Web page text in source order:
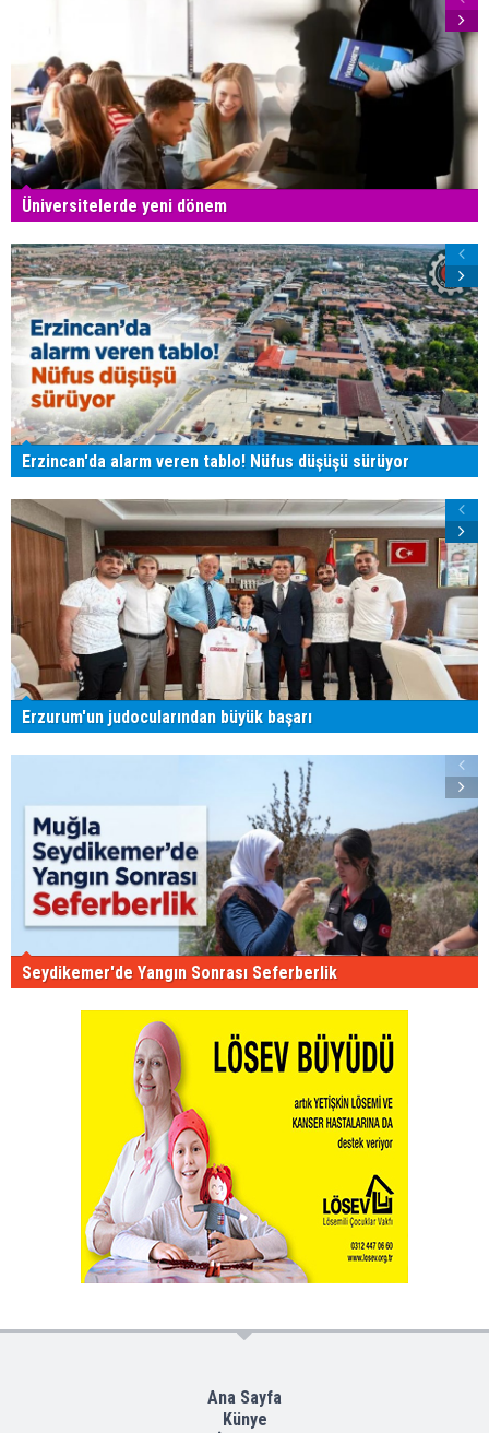
Üniversitelerde yeni dönem
Erzincan'da alarm veren tablo! Nüfus düşüşü sürüyor
Erzurum'un judocularından büyük başarı
Seydikemer'de Yangın Sonrası Seferberlik
Ana Sayfa
Künye